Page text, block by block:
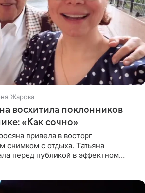
Жарова
восхитила поклонников
«Как сочно»
привела в восторг
снимком с отдыха. Татьяна
перед публикой в эффектном